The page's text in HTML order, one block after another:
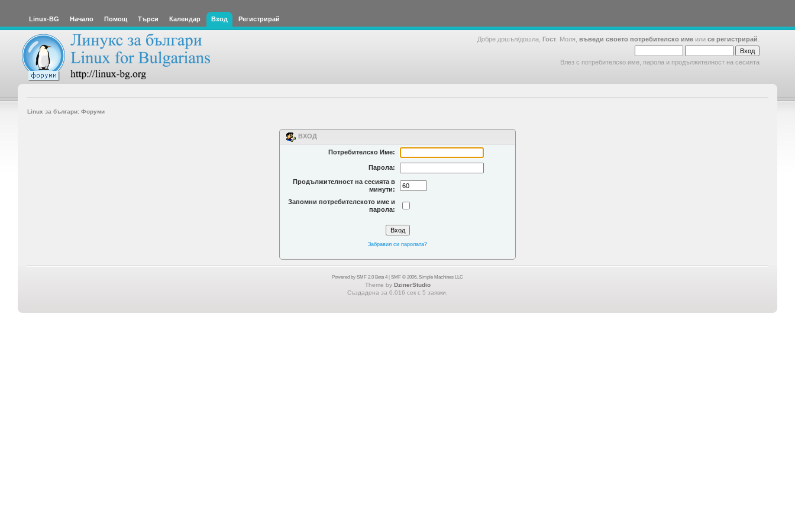
Linux-BG Начало Помощ Търси Календар Вход Регистрирай
Добре дошъл/дошла, Гост . Моля, въведи своето потребителско име или се регистрирай
Влез с потребителско име, парола и продължителност на сесията
Linux за българи: Форуми
ВХОД
Потребителско Име:
Парола:
Продължителност на сесията в
минути:
Запомни потребителското име и
парола:
Забравил си паролата?
Powered by SMF 2.0 Beta 4 SMF © 2006, Simple Machines LLC
Theme by DzinerStudio
Създадена за 0.016 сек с 5 заявки.